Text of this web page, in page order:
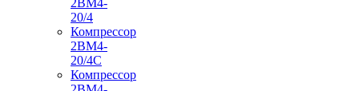
20/4
Компрессор
2ВМ4-
20/4С
Компрессор